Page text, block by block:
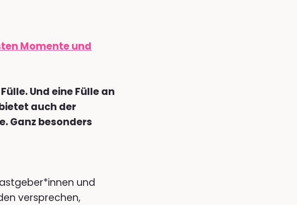
Momente und
Und eine Fülle an
auch der
Ganz besonders
und
versprechen,